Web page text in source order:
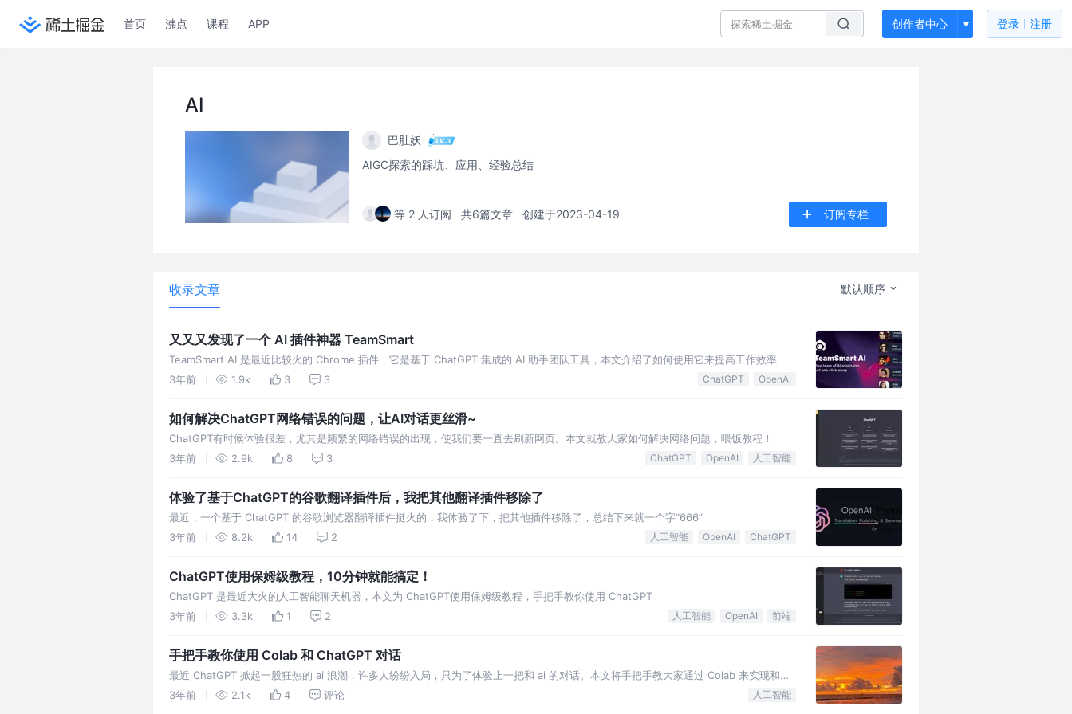
首页 沸点 课程 APP 创作者中心 登录 注册
AI
巴肚妖
AIGC探索的踩坑、应用、经验总结
等 2 人订阅 共6篇文章 创建于2023-04-19 订阅专栏
收录文章 默认顺序
又又又发现了一个 AI 插件神器 TeamSmart
TeamSmart AI 是最近比较火的 Chrome 插件，它是基于 ChatGPT 集成的 AI 助手团队工具，本文介绍了如何使用它来提高工作效率
3年前
1.9k 3 3 ChatGPT OpenAI
如何解决ChatGPT网络错误的问题，让AI对话更丝滑~
ChatGPT有时候体验很差，尤其是频繁的网络错误的出现，使我们要一直去刷新网页。本文就教大家如何解决网络问题，喂饭教程！
3年前
2.9k 8 3 ChatGPT OpenAI 人工智能
体验了基于ChatGPT的谷歌翻译插件后，我把其他翻译插件移除了
最近，一个基于 ChatGPT 的谷歌浏览器翻译插件挺火的，我体验了下，把其他插件移除了，总结下来就一个字“666”
3年前
8.2k 14 2 人工智能 OpenAI ChatGPT
ChatGPT使用保姆级教程，10分钟就能搞定！
ChatGPT 是最近大火的人工智能聊天机器，本文为 ChatGPT使用保姆级教程，手把手教你使用 ChatGPT
3年前
3.3k 1 2 人工智能 OpenAI 前端
手把手教你使用 Colab 和 ChatGPT 对话
最近 ChatGPT 掀起一股狂热的 ai 浪潮，许多人纷纷入局，只为了体验上一把和 ai 的对话。本文将手把手教大家通过 Colab 来实现和
ChatGPT 对话
3年前 2.1k 4 评论 人工智能